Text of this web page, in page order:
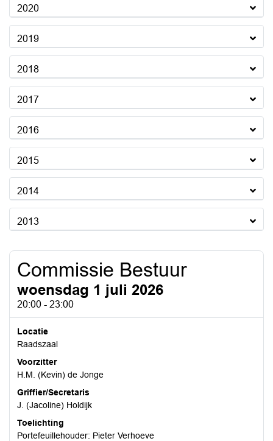
2020
2019
2018
2017
2016
2015
2014
2013
Commissie Bestuur
woensdag 1 juli 2026
20:00 - 23:00
Locatie
Raadszaal
Voorzitter
H.M. (Kevin) de Jonge
Griffier/Secretaris
J. (Jacoline) Holdijk
Toelichting
Portefeuillehouder: Pieter Verhoeve